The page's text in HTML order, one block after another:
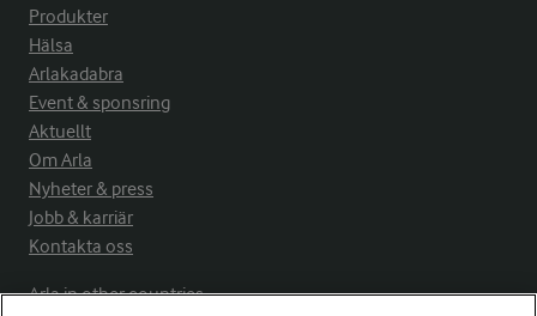
Produkter
Hälsa
Arlakadabra
Event & sponsring
Aktuellt
Om Arla
Nyheter & press
Jobb & karriär
Kontakta oss
Arla in other countries